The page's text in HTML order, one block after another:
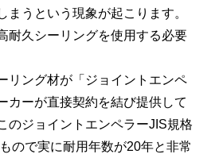
まうという現象が起こります。
耐久シーリングを使用する必要
リング材が「ジョイントエンペ
カーが直接契約を結び提供して
のジョイントエンペラーJIS規格
ので実に耐用年数が20年と非常